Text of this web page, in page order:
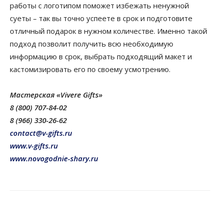
работы с логотипом поможет избежать ненужной
суеты – так вы точно успеете в срок и подготовите
отличный подарок в нужном количестве. Именно такой
подход позволит получить всю необходимую
информацию в срок, выбрать подходящий макет и
кастомизировать его по своему усмотрению.
Мастерская «Vivere Gifts»
8 (800) 707-84-02
8 (966) 330-26-62
contact@v-gifts.ru
www.v-gifts.ru
www.novogodnie-shary.ru